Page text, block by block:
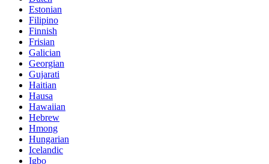
Estonian
Filipino
Finnish
Frisian
Galician
Georgian
Gujarati
Haitian
Hausa
Hawaiian
Hebrew
Hmong
Hungarian
Icelandic
Igbo